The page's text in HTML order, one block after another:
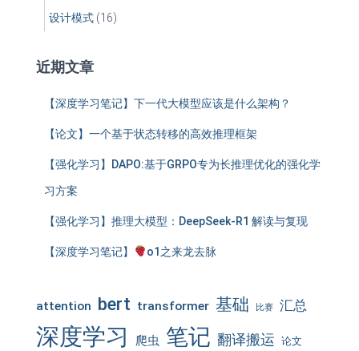
设计模式 (16)
近期文章
【深度学习笔记】下一代大模型应该是什么架构？
【论文】一个基于状态转移的高效推理框架
【强化学习】DAPO:基于GRPO专为长推理优化的强化学
习方案
【强化学习】推理大模型：DeepSeek-R1 解读与复现
【深度学习笔记】 o1之来龙去脉
attention bert transformer 基础 比赛 汇总
深度学习 爬虫 笔记 翻译搬运 论文